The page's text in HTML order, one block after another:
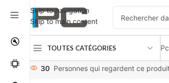
Skip to navigation
Skip to main content
TOUTES CATÉGORIES
Accueil périphériques Microphones /
30 Personnes qui regardent ce